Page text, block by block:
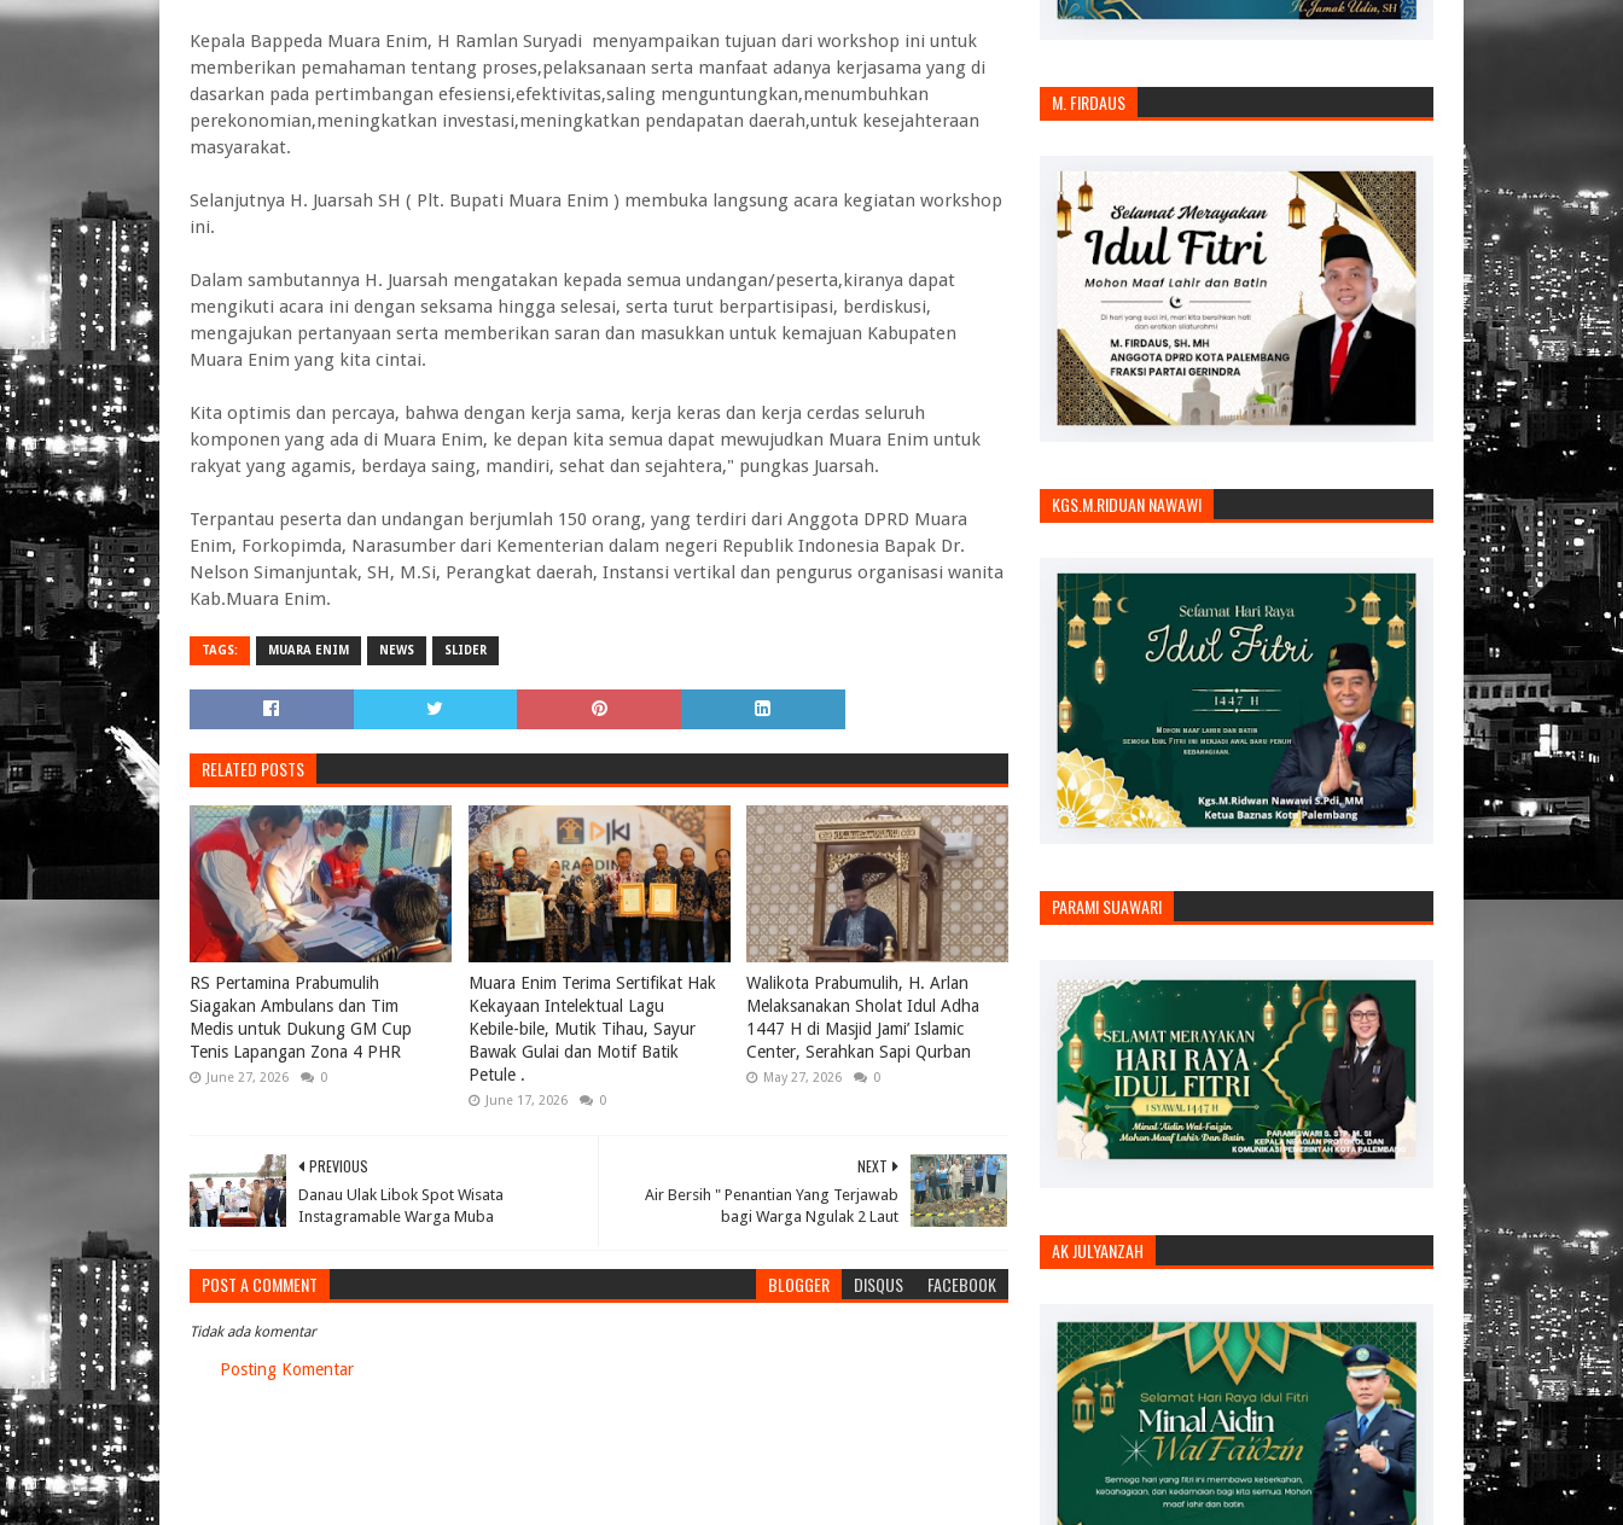
Kepala Bappeda Muara Enim, H Ramlan Suryadi menyampaikan tujuan dari workshop ini untuk
memberikan pemahaman tentang proses,pelaksanaan serta manfaat adanya kerjasama yang di
dasarkan pada pertimbangan efesiensi,efektivitas,saling menguntungkan,menumbuhkan
perekonomian,meningkatkan investasi,meningkatkan pendapatan daerah,untuk kesejahteraan
masyarakat.
Selanjutnya H. Juarsah SH ( Plt. Bupati Muara Enim ) membuka langsung acara kegiatan workshop
ini.
Dalam sambutannya H. Juarsah mengatakan kepada semua undangan/peserta,kiranya dapat
mengikuti acara ini dengan seksama hingga selesai, serta turut berpartisipasi, berdiskusi,
mengajukan pertanyaan serta memberikan saran dan masukkan untuk kemajuan Kabupaten
Muara Enim yang kita cintai.
Kita optimis dan percaya, bahwa dengan kerja sama, kerja keras dan kerja cerdas seluruh
komponen yang ada di Muara Enim, ke depan kita semua dapat mewujudkan Muara Enim untuk
rakyat yang agamis, berdaya saing, mandiri, sehat dan sejahtera," pungkas Juarsah.
Terpantau peserta dan undangan berjumlah 150 orang, yang terdiri dari Anggota DPRD Muara
Enim, Forkopimda, Narasumber dari Kementerian dalam negeri Republik Indonesia Bapak Dr.
Nelson Simanjuntak, SH, M.Si, Perangkat daerah, Instansi vertikal dan pengurus organisasi wanita
Kab.Muara Enim.
TAGS: MUARA ENIM NEWS SLIDER
RELATED POSTS
RS Pertamina Prabumulih
Siagakan Ambulans dan Tim
Medis untuk Dukung GM Cup
Tenis Lapangan Zona 4 PHR
June 27, 2026 0
Muara Enim Terima Sertifikat Hak
Kekayaan Intelektual Lagu
Kebile-bile, Mutik Tihau, Sayur
Bawak Gulai dan Motif Batik
Petule .
June 17, 2026 0
Walikota Prabumulih, H. Arlan
Melaksanakan Sholat Idul Adha
1447 H di Masjid Jami’ Islamic
Center, Serahkan Sapi Qurban
May 27, 2026 0
NEXT
Air Bersih " Penantian Yang Terjawab
bagi Warga Ngulak 2 Laut
PREVIOUS
Danau Ulak Libok Spot Wisata
Instagramable Warga Muba
POST A COMMENT BLOGGER DISQUS FACEBOOK
Tidak ada komentar
Posting Komentar
M. FIRDAUS
KGS.M.RIDUAN NAWAWI
PARAMI SUAWARI
AK JULYANZAH